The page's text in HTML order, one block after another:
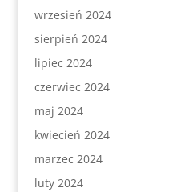
wrzesień 2024
sierpień 2024
lipiec 2024
czerwiec 2024
maj 2024
kwiecień 2024
marzec 2024
luty 2024